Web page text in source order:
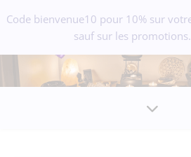
Code bienvenue10 pour 10% sur
sauf sur les promotions.